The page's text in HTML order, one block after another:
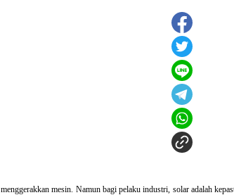
mesin. Namun bagi pelaku industri, solar adalah